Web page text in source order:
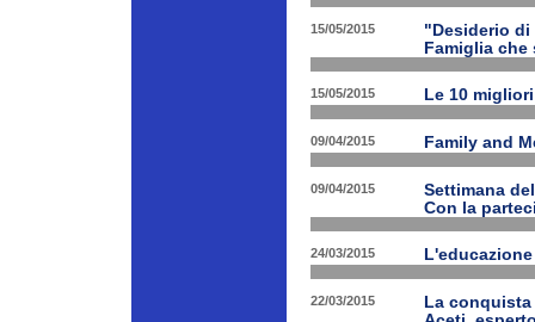
15/05/2015
"Desiderio di
Famiglia che
15/05/2015 Le 10
09/04/2015 Family and
09/04/2015
Settimana
Con la
24/03/2015
22/03/2015
La